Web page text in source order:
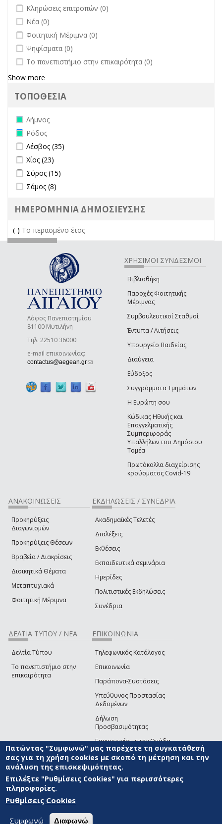
undefined
Κληρώσεις επιτροπών (0)
undefined
Νέα (0)
undefined
Φοιτητική Μέριμνα (0)
undefined
Ψηφίσματα (0)
undefined
Το πανεπιστήμιο στην επικαιρότητα (0)
Show more
ΤΟΠΟΘΕΣΙΑ
Remove Λήμνος filter
Λήμνος
Remove Ρόδος filter
Ρόδος
Apply Λέσβος filter
Λέσβος (35)
Apply Χίος filter
Χίος (23)
Apply Σύρος filter
Σύρος (15)
Apply Σάμος filter
Σάμος (8)
ΗΜΕΡΟΜΗΝΙΑ ΔΗΜΟΣΙΕΥΣΗΣ
(-) Remove Το περασμένο έτος filter
Το περασμένο έτος
Λόφος Πανεπιστημίου
81100 Μυτιλήνη
Τηλ. 22510 36000
e-mail επικοινωνίας:
contactus@aegean.gr(link sends e-mail)
ΧΡΗΣΙΜΟΙ ΣΥΝΔΕΣΜΟΙ
Βιβλιοθήκη
Παροχές Φοιτητικής
Μέριμνας
Συμβουλευτικοί Σταθμοί
Έντυπα / Αιτήσεις
Υπουργείο Παιδείας
Διαύγεια
Εύδοξος
Συγγράμματα Τμημάτων
Η Ευρώπη σου
Κώδικας Ηθικής και
Επαγγελματικής
Συμπεριφοράς
Υπαλλήλων του Δημόσιου
Τομέα
Πρωτόκολλα διαχείρισης
κρούσματος Covid-19
ΑΝΑΚΟΙΝΩΣΕΙΣ
Προκηρύξεις
Διαγωνισμών
Προκηρύξεις Θέσεων
Βραβεία / Διακρίσεις
Διοικητικά Θέματα
Μεταπτυχιακά
Φοιτητική Μέριμνα
ΕΚΔΗΛΩΣΕΙΣ / ΣΥΝΕΔΡΙΑ
Ακαδημαϊκές Τελετές
Διαλέξεις
Εκθέσεις
Εκπαιδευτικά σεμινάρια
Ημερίδες
Πολιτιστικές Εκδηλώσεις
Συνέδρια
ΔΕΛΤΙΑ ΤΥΠΟΥ / ΝΕΑ
Δελτία Τύπου
Το πανεπιστήμιο στην
επικαιρότητα
ΕΠΙΚΟΙΝΩΝΙΑ
Τηλεφωνικός Κατάλογος
Επικοινωνία
Παράπονα-Συστάσεις
Υπεύθυνος Προστασίας
Δεδομένων
Δήλωση
Προσβασιμότητας
Επικοινωνία με την Ομάδα
Ανάπτυξης του site(link sends e-mail)
© ΠΑΝΕΠΙΣΤΗΜΙΟ ΑΙΓΑΙΟΥ ΟΡΟΙ ΧΡΗΣΗΣ
ΑΝΑΠΤΥΞΗΣ
Πατώντας "Συμφωνώ" μας παρέχετε τη συγκατάθεσή
σας για τη χρήση cookies με σκοπό τη μέτρηση και την
ανάλυση της επισκεψιμότητας.
Επιλέξτε "Ρυθμίσεις Cookies" για περισσότερες
πληροφορίες.
Ρυθμίσεις Cookies
Συμφωνώ Διαφωνώ